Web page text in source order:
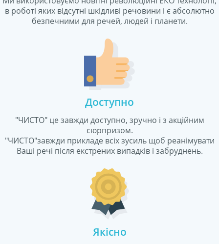
роботі яких відсутні шкідливі речовини і є абсолютно
езпечними для речей, людей і планети.
Доступно
"ЧИСТО" це завжди доступно, зручно і з акційним
сюрпризом.
"ЧИСТО"завжди прикладе всіх зусиль щоб реанімувати
аші речі після екстрених випадків і забруднень.
Якісно